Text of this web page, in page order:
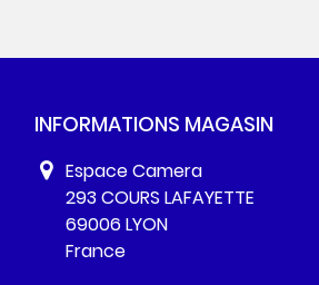
INFORMATIONS MAGASIN
Espace Camera
293 COURS LAFAYETTE
69006 LYON
France